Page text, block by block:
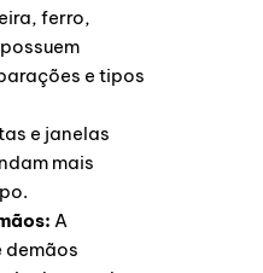
ferro,
e tipos
e janelas
mais
A
demãos